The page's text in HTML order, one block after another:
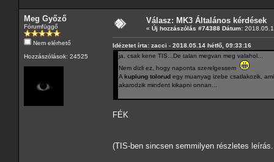
Meg Győző
Fórumfüggő
Nem elérhető
Hozzászólások: 24525
Válasz: MK3 Általános kérdések
« Új hozzászólás #74388 Dátum:
Idézetet írta: zacci - 2018.05.14 hétfő, 09:33:16
ja, csak kene TIS...De talan megvan meg valahol...
Nem dizli ez, hogy naponta szerelgessem
A kuplung tolorud egy muanyag izebe csatlakozik,
akarodzik mindent kikapni onnan...
FÉK
(TIS-ben sincsen semmilyen részletes